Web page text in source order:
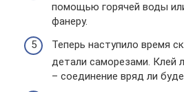
помощью горячей воды
фанеру.
Теперь наступило время
детали саморезами. Клей
– соединение вряд ли